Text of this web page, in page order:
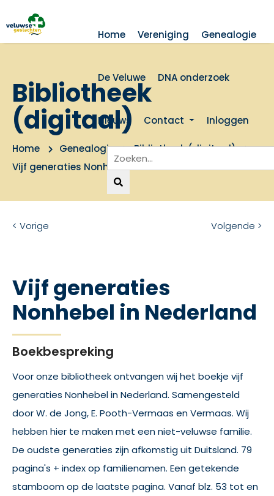
Home Vereniging Genealogie
De Veluwe DNA onderzoek
Nieuws Contact Inloggen
Bibliotheek
(digitaal)
Home Genealogie
Bibliotheek (digitaal)
Vijf generaties Nonhebel in Nederland
< Vorige Volgende >
Vijf generaties
Nonhebel in Nederland
Boekbespreking
Voor onze bibliotheek ontvangen wij het boekje vijf
generaties Nonhebel in Nederland. Samengesteld
door W. de Jong, E. Pooth-Vermaas en Vermaas. Wij
hebben hier te maken met een niet-veluwse familie.
De oudste generaties zijn afkomstig uit Duitsland. 79
pagina's + index op familienamen. Een getekende
stamboom op de laatste pagina. Vanaf blz. 53 tot en